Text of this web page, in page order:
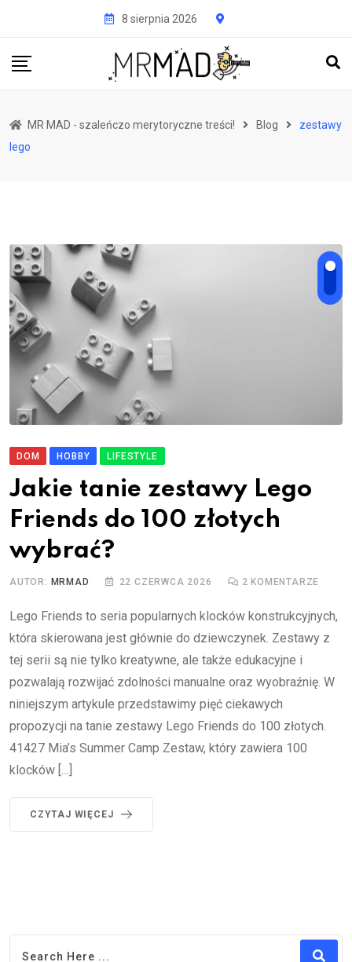
treści
8 sierpnia 2026
MR MAD - szaleńczo merytoryczne treści! Blog
zestawy
lego
DOM HOBBY LIFESTYLE
Jakie tanie zestawy Lego
Friends do 100 złotych
wybrać?
AUTOR: MRMAD 22 CZERWCA 2026 2 KOMENTARZE
Lego Friends to seria popularnych klocków konstrukcyjnych,
która skierowana jest głównie do dziewczynek. Zestawy z
tej serii są nie tylko kreatywne, ale także edukacyjne i
pozwalają rozwijać zdolności manualne oraz wyobraźnię. W
niniejszym artykule przedstawimy pięć ciekawych
propozycji na tanie zestawy Lego Friends do 100 złotych.
41427 Mia’s Summer Camp Zestaw, który zawiera 100
klocków […]
CZYTAJ WIĘCEJ